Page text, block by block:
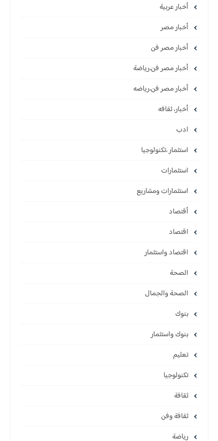
أخبار عربية
أخبار مصر
أخبار مصر فن
أخبار مصر فن،رياضة
أخبار مصر فن،رياضه
أخبار، ثقافه
ادب
استثمار ،تكنولوجيا
استثمارات
استثمارات ومشاريع
أقتصاد
اقتصاد
اقتصاد واستثمار
الصحة
الصحة والجمال
بنوك
بنوك واستثمار
تعليم
تكنولوجيا
ثقافة
ثقافة وفن
رياضة